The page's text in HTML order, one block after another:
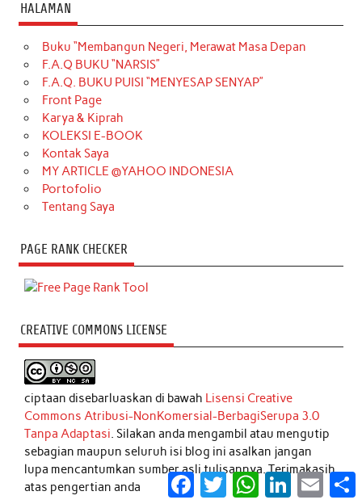
HALAMAN
Buku “Membangun Negeri, Merawat Masa Depan
F.A.Q BUKU “NARSIS”
F.A.Q. BUKU PUISI “MENYESAP SENYAP”
Front Page
Karya & Kiprah
KOLEKSI E-BOOK
Kontak Saya
MY ARTICLE @YAHOO INDONESIA
Portofolio
Tentang Saya
PAGE RANK CHECKER
CREATIVE COMMONS LICENSE
ciptaan disebarluaskan di bawah Lisensi Creative
Commons Atribusi-NonKomersial-BerbagiSerupa 3.0
Tanpa Adaptasi. Silakan anda mengambil atau mengutip
sebagian maupun seluruh isi blog ini asalkan jangan
lupa mencantumkan sumber asli tulisannya. Terimakasih
atas pengertian anda
Facebook
TwitterWhatsApp
LinkedInEmail